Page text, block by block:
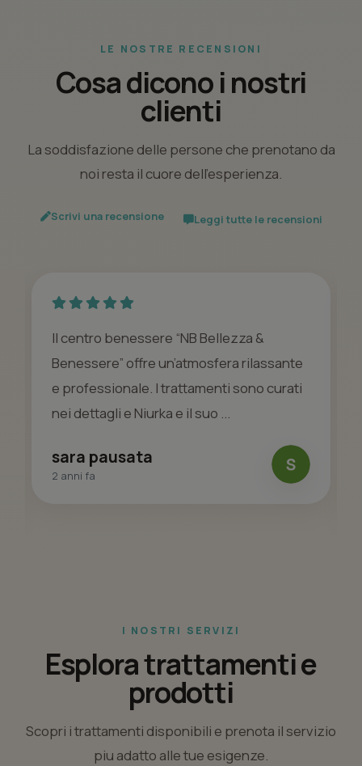
LE NOSTRE RECENSIONI
Cosa dicono i nostri
clienti
La soddisfazione delle persone che prenotano da
noi resta il cuore dell’esperienza.
Scrivi una recensione Leggi tutte le recensioni
Il centro benessere “NB Bellezza &
Benessere” offre un’atmosfera rilassante
e professionale. I trattamenti sono curati
nei dettagli e Niurka e il suo ...
sara pausata
2 anni fa
I NOSTRI SERVIZI
Esplora trattamenti e
prodotti
Scopri i trattamenti disponibili e prenota il servizio
piu adatto alle tue esigenze.